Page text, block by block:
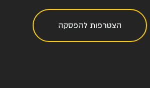
הצטרפות להפסקה